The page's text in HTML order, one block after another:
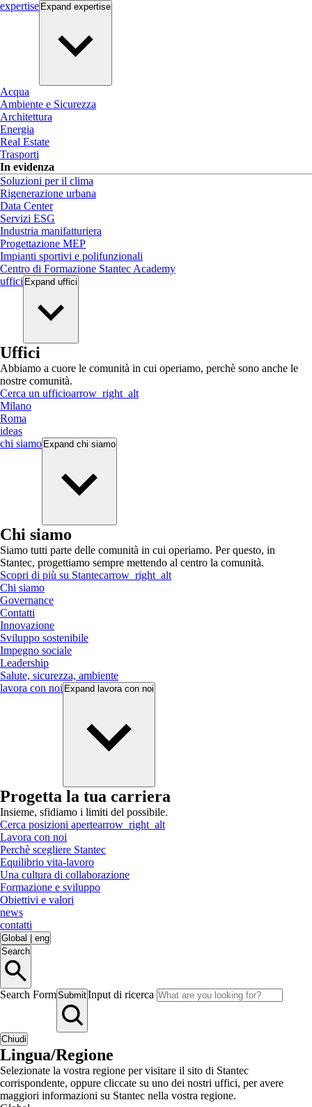
expertise Expand expertise
Acqua
Ambiente e Sicurezza
Architettura
Energia
Real Estate
Trasporti
In evidenza
Soluzioni per il clima
Rigenerazione urbana
Data Center
Servizi ESG
Industria manifatturiera
Progettazione MEP
Impianti sportivi e polifunzionali
Centro di Formazione Stantec Academy
uffici Expand uffici
Uffici
Abbiamo a cuore le comunità in cui operiamo, perchè sono anche le
nostre comunità.
Cerca un ufficioarrow_right_alt
Milano
Roma
ideas
chi siamo Expand chi siamo
Chi siamo
Siamo tutti parte delle comunità in cui operiamo. Per questo, in
Stantec, progettiamo sempre mettendo al centro la comunità.
Scopri di più su Stantecarrow_right_alt
Chi siamo
Governance
Contatti
Innovazione
Sviluppo sostenibile
Impegno sociale
Leadership
Salute, sicurezza, ambiente
lavora con noi Expand lavora con noi
Progetta la tua carriera
Insieme, sfidiamo i limiti del possibile.
Cerca posizioni apertearrow_right_alt
Lavora con noi
Perchè scegliere Stantec
Equilibrio vita-lavoro
Una cultura di collaborazione
Formazione e sviluppo
Obiettivi e valori
news
contatti
Global
eng
Search
Search FormSubmitInput di ricerca
Chiudi
Lingua/Regione
Selezionate la vostra regione per visitare il sito di Stantec
corrispondente, oppure cliccate su uno dei nostri uffici, per avere
maggiori informazioni su Stantec nella vostra regione.